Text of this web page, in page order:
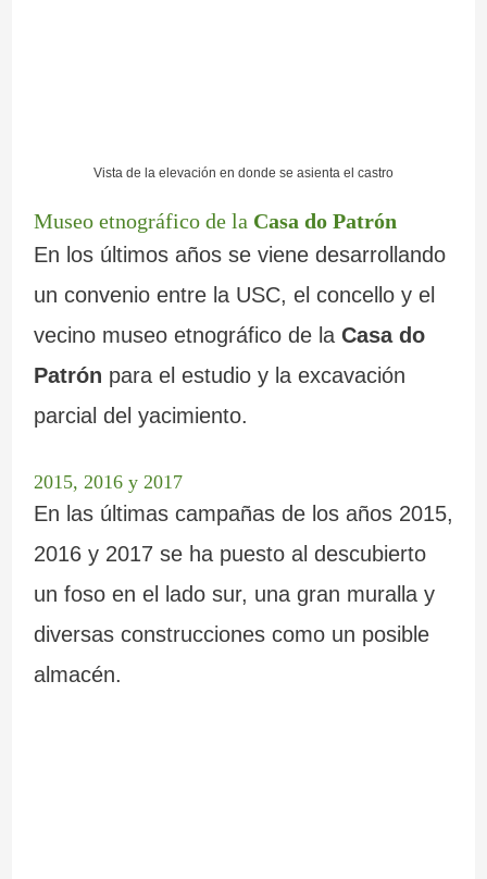
Vista de la elevación en donde se asienta el castro
Museo etnográfico de la Casa do Patrón
En los últimos años se viene desarrollando
un convenio entre la USC, el concello y el
vecino museo etnográfico de la Casa do
Patrón para el estudio y la excavación
parcial del yacimiento.
2015, 2016 y 2017
En las últimas campañas de los años 2015,
2016 y 2017 se ha puesto al descubierto
un foso en el lado sur, una gran muralla y
diversas construcciones como un posible
almacén.